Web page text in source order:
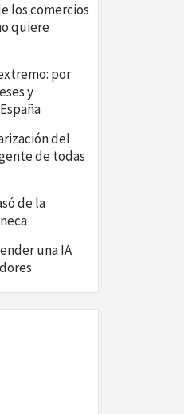
los comercios
quiere
por
y
del
de todas
de la
una IA